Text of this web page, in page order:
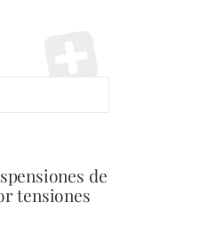
de
tensiones